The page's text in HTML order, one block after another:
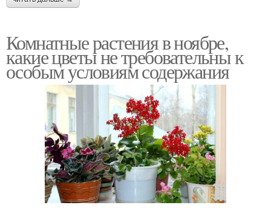
Комнатные растения в ноябре,
какие цветы не требовательны к
особым условиям содержания